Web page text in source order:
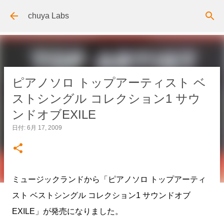
スキップしてメイン コンテンツに移動
chuya Labs
ピアノソロ トップアーティスト ベ
ストシングル コレクション1 サウ
ンドオブEXILE
日付: 6月 17, 2009
ミュージックランドから「ピアノソロ トップアーティ
スト ベストシングル コレクション1 サウンドオブ
EXILE」が発売になりました。